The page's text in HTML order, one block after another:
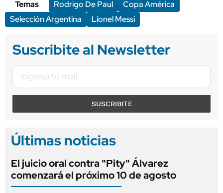
Temas
Rodrigo De Paul
Copa América
Selección Argentina
Lionel Messi
Suscribite al Newsletter
SUSCRIBITE
Últimas noticias
El juicio oral contra "Pity" Álvarez
comenzará el próximo 10 de agosto